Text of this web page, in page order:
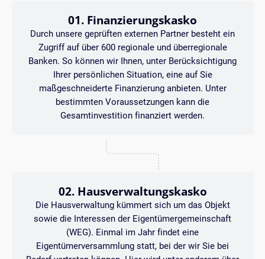
01. Finanzierungskasko
Durch unsere geprüften externen Partner besteht ein
Zugriff auf über 600 regionale und überregionale
Banken. So können wir Ihnen, unter Berücksichtigung
Ihrer persönlichen Situation, eine auf Sie
maßgeschneiderte Finanzierung anbieten. Unter
bestimmten Voraussetzungen kann die
Gesamtinvestition finanziert werden.
02. Hausverwaltungskasko
Die Hausverwaltung kümmert sich um das Objekt
sowie die Interessen der Eigentümergemeinschaft
(WEG). Einmal im Jahr findet eine
Eigentümerversammlung statt, bei der wir Sie bei